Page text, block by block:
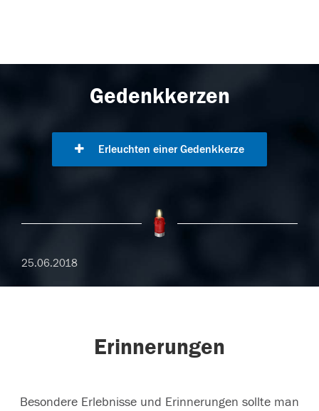
Gedenkkerzen
Erleuchten einer Gedenkkerze
25.06.2018
Erinnerungen
Besondere Erlebnisse und Erinnerungen sollte man